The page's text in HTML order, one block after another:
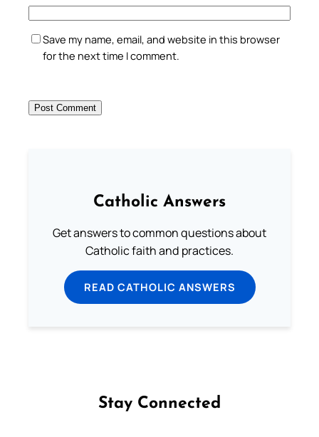
Save my name, email, and website in this browser
for the next time I comment.
Catholic Answers
Get answers to common questions about
Catholic faith and practices.
READ CATHOLIC ANSWERS
Stay Connected